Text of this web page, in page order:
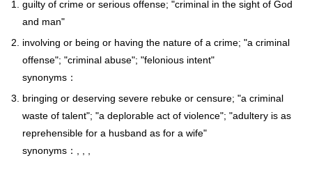
guilty of crime or serious offense; "criminal in the sight of God
and man"
involving or being or having the nature of a crime; "a criminal
offense"; "criminal abuse"; "felonious intent"
synonyms：
bringing or deserving severe rebuke or censure; "a criminal
waste of talent"; "a deplorable act of violence"; "adultery is as
reprehensible for a husband as for a wife"
synonyms：, , ,